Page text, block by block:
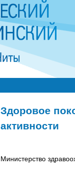
к
Здоровое
активности
Министерство